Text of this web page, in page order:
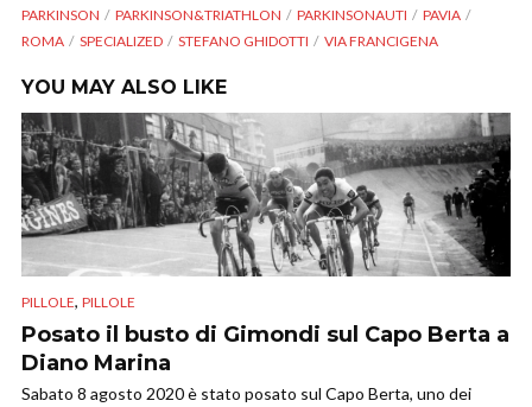
PARKINSON
PARKINSON&TRIATHLON PARKINSONAUTI
PAVIA
ROMA
SPECIALIZED STEFANO GHIDOTTI VIA FRANCIGENA
YOU MAY ALSO LIKE
PILLOLE, PILLOLE
Posato il busto di Gimondi sul Capo Berta a
Diano Marina
Sabato 8 agosto 2020 è stato posato sul Capo Berta, uno dei